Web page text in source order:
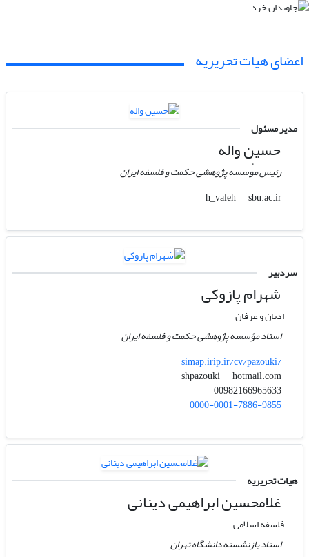
اعضای هیات تحریریه
مدیر مسئول
حسین واله
رئیس مو‌ٔسسه پژوهشی حکمت و فلسفه ایران
h_valeh
sbu.ac.ir
سردبیر
شهرام پازوکی
ادیان و عرفان
استاد مؤسسه پژوهشی حکمت و فلسفه ایران
simap.irip.ir/cv/pazouki/
shpazouki
hotmail.com
00982166965633
0000-0001-7886-9855
هیات تحریریه
غلامحسین ابراهیمی دینانی
فلسفه اسلامی
استاد بازنشسته دانشگاه تهران